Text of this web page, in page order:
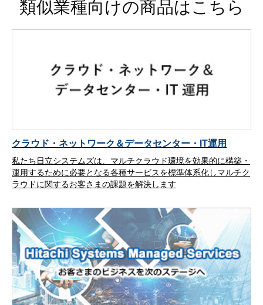
類似業種向けの商品はこちら
クラウド・ネットワーク＆データセンター・IT運用
私たち日立システムズは、マルチクラウド環境を効果的に構築・
運用するために必要となる各種サービスを標準体系化しマルチク
ラウドに関するお客さまの課題を解決します